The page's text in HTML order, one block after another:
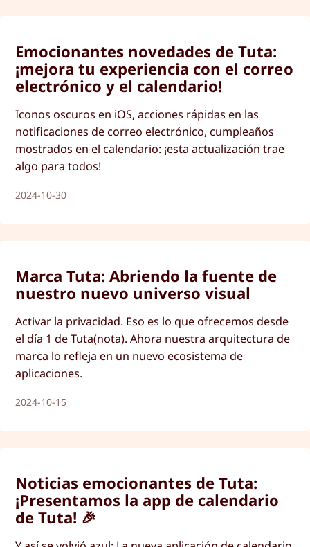
Emocionantes novedades de Tuta:
¡mejora tu experiencia con el correo
electrónico y el calendario!
Iconos oscuros en iOS, acciones rápidas en las
notificaciones de correo electrónico, cumpleaños
mostrados en el calendario: ¡esta actualización trae
algo para todos!
2024-10-30
Marca Tuta: Abriendo la fuente de
nuestro nuevo universo visual
Activar la privacidad. Eso es lo que ofrecemos desde
el día 1 de Tuta(nota). Ahora nuestra arquitectura de
marca lo refleja en un nuevo ecosistema de
aplicaciones.
2024-10-15
Noticias emocionantes de Tuta:
¡Presentamos la app de calendario
de Tuta! 🎉